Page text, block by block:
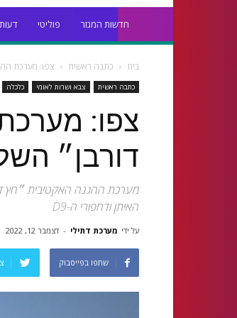
חדשות המגזר פוליטי דעות
בית כתבה ראשית צפו: מערכת
כתבה ראשית צבא ושרות לאומי כלכלה
צפו:
דורבן״
מערכת ההגנה האקטיבית ״חץ
האיתן ודחפורי ה-D9
על ידי מערכת דתילי - דצמבר 12, 2022
שתפו בפייסבוק